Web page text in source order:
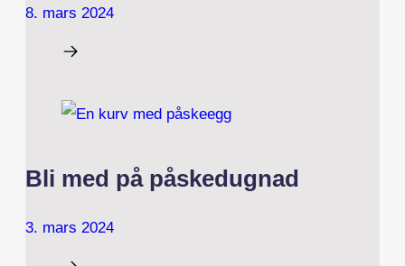
8. mars 2024
Bli med på påskedugnad
3. mars 2024